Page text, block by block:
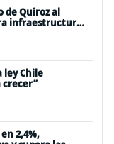
de Quiroz al
infraestructura
ley Chile
2,4%,